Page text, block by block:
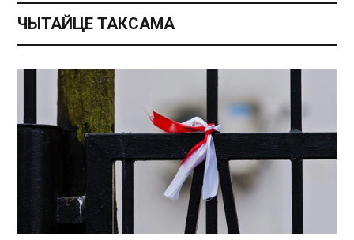
ЧЫТАЙЦЕ ТАКСАМА